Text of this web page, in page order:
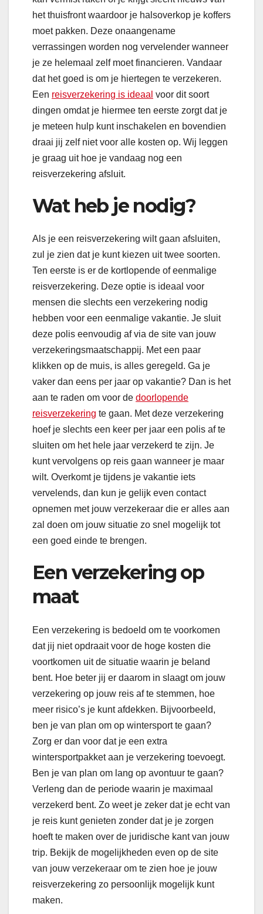
het thuisfront waardoor je halsoverkop je koffers
moet pakken. Deze onaangename
verrassingen worden nog vervelender wanneer
je ze helemaal zelf moet financieren. Vandaar
dat het goed is om je hiertegen te verzekeren.
Een reisverzekering is ideaal voor dit soort
dingen omdat je hiermee ten eerste zorgt dat je
je meteen hulp kunt inschakelen en bovendien
draai jij zelf niet voor alle kosten op. Wij leggen
je graag uit hoe je vandaag nog een
reisverzekering afsluit.
Wat heb je nodig?
Als je een reisverzekering wilt gaan afsluiten,
zul je zien dat je kunt kiezen uit twee soorten.
Ten eerste is er de kortlopende of eenmalige
reisverzekering. Deze optie is ideaal voor
mensen die slechts een verzekering nodig
hebben voor een eenmalige vakantie. Je sluit
deze polis eenvoudig af via de site van jouw
verzekeringsmaatschappij. Met een paar
klikken op de muis, is alles geregeld. Ga je
vaker dan eens per jaar op vakantie? Dan is het
aan te raden om voor de doorlopende
reisverzekering te gaan. Met deze verzekering
hoef je slechts een keer per jaar een polis af te
sluiten om het hele jaar verzekerd te zijn. Je
kunt vervolgens op reis gaan wanneer je maar
wilt. Overkomt je tijdens je vakantie iets
vervelends, dan kun je gelijk even contact
opnemen met jouw verzekeraar die er alles aan
zal doen om jouw situatie zo snel mogelijk tot
een goed einde te brengen.
Een verzekering op
maat
Een verzekering is bedoeld om te voorkomen
dat jij niet opdraait voor de hoge kosten die
voortkomen uit de situatie waarin je beland
bent. Hoe beter jij er daarom in slaagt om jouw
verzekering op jouw reis af te stemmen, hoe
meer risico’s je kunt afdekken. Bijvoorbeeld,
ben je van plan om op wintersport te gaan?
Zorg er dan voor dat je een extra
wintersportpakket aan je verzekering toevoegt.
Ben je van plan om lang op avontuur te gaan?
Verleng dan de periode waarin je maximaal
verzekerd bent. Zo weet je zeker dat je echt van
je reis kunt genieten zonder dat je je zorgen
hoeft te maken over de juridische kant van jouw
trip. Bekijk de mogelijkheden even op de site
van jouw verzekeraar om te zien hoe je jouw
reisverzekering zo persoonlijk mogelijk kunt
maken.